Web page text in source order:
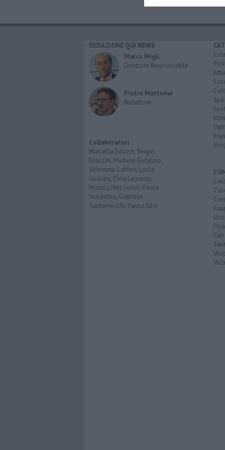
REDAZIONE QUI NEWS
Marco Migli
Direttore Responsabile
Pietro Mattonai
Redattore
Collaboratori
Marcella Bitozzi, Sergio
Braccini, Michele Bufalino,
Valentina Caffieri, Linda
Giuliani, Dina Laurenzi,
Monica Nocciolini, Paolo
Nocentini, Gabriele
Santarnecchi, Paola Silvi.
Pisa